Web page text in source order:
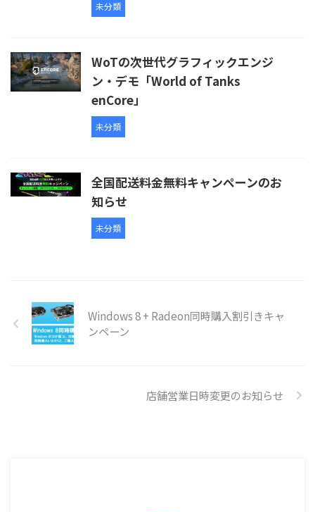
未分類
WoTの次世代グラフィックエンジ
ン・デモ「World of Tanks
enCore」
未分類
全国配送料金無料キャンペーンのお
知らせ
未分類
Windows 8 + Radeon同時購入割引きキャ
ンペーン
店舗営業日時変更のお知らせ